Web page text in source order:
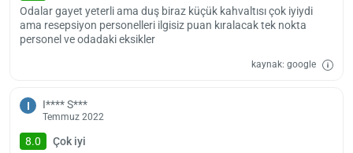
Odalar gayet yeterli ama duş biraz küçük kahvaltısı çok iyiydi
ama resepsiyon personelleri ilgisiz puan kıralacak tek nokta
personel ve odadaki eksikler
kaynak: google
I I**** S***
Temmuz 2022
8.0
Çok iyi